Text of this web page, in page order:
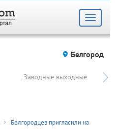
Toggle
Белгород
Заводные выходные
Белгородцев пригласили на